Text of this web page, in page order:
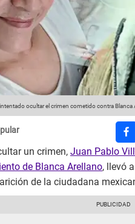
ocultar el crimen cometido contra Blanca
un crimen, Juan Pablo
de Blanca Arellano, llevó
de la ciudadana